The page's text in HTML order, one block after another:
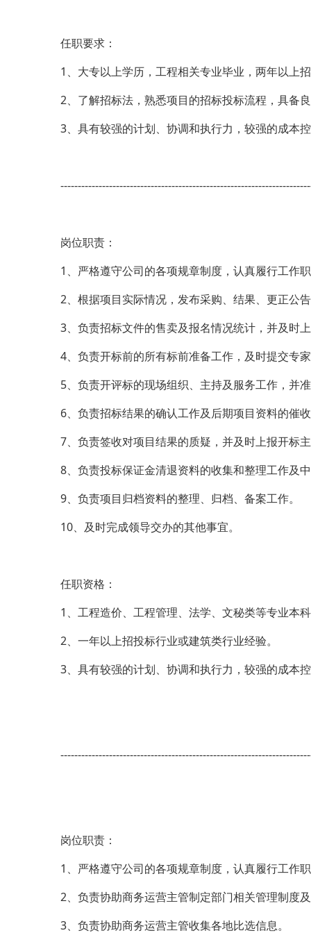
任职要求：
1、大专以上学历，工程相关专业毕业，两年以上
2、了解招标法，熟悉项目的招标投标流程，具备
3、具有较强的计划、协调和执行力，较强的成本
岗位职责：
1、严格遵守公司的各项规章制度，认真履行工作
2、根据项目实际情况，发布采购、结果、更正公
3、负责招标文件的售卖及报名情况统计，并及时
4、负责开标前的所有标前准备工作，及时提交专
5、负责开评标的现场组织、主持及服务工作，并
6、负责招标结果的确认工作及后期项目资料的催
7、负责签收对项目结果的质疑，并及时上报开标
8、负责投标保证金清退资料的收集和整理工作及
9、负责项目归档资料的整理、归档、备案工作。
10、及时完成领导交办的其他事宜。
任职资格：
1、工程造价、工程管理、法学、文秘类等专业本
2、一年以上招投标行业或建筑类行业经验。
3、具有较强的计划、协调和执行力，较强的成本
岗位职责：
1、严格遵守公司的各项规章制度，认真履行工作
2、负责协助商务运营主管制定部门相关管理制度
3、负责协助商务运营主管收集各地比选信息。